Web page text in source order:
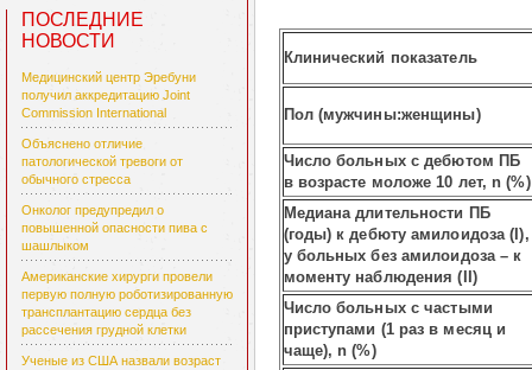
ПОСЛЕДНИЕ
НОВОСТИ
Медицинский центр Эребуни
получил аккредитацию Joint
Commission International
Объяснено отличие
патологической тревоги от
обычного стресса
Онколог предупредил о
повышенной опасности пива с
шашлыком
Американские хирурги провели
первую полную роботизированную
трансплантацию сердца без
рассечения грудной клетки
Ученые из США назвали возраст
Клинический показатель
Пол (мужчины:женщины)
Число больных с дебютом ПБ
в возрасте моложе 10 лет, n (%)
Медиана длительности ПБ
(годы) к дебюту амилоидоза (I),
у больных без амилоидоза – к
моменту наблюдения (II)
Число больных с частыми
приступами (1 раз в месяц и
чаще), n (%)